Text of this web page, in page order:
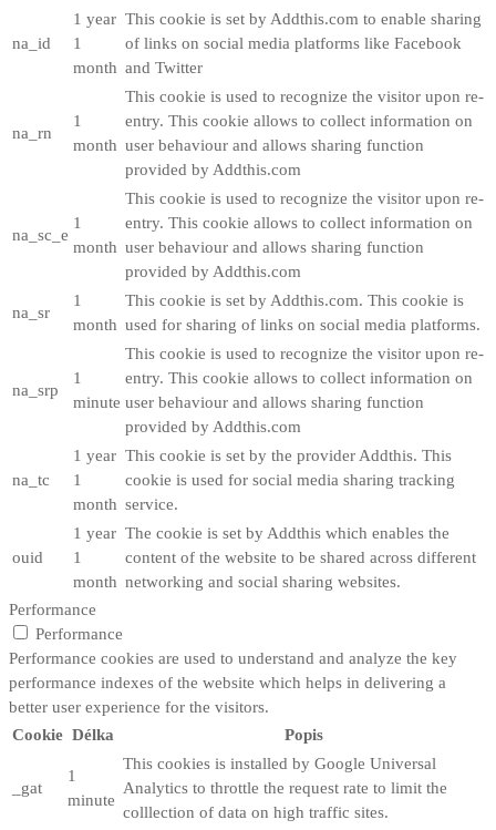
na_id
1 year
1
month
This cookie is set by Addthis.com to enable sharing
of links on social media platforms like Facebook
and Twitter
na_rn
1
month
This cookie is used to recognize the visitor upon re-
entry. This cookie allows to collect information on
user behaviour and allows sharing function
provided by Addthis.com
na_sc_e
1
month
This cookie is used to recognize the visitor upon re-
entry. This cookie allows to collect information on
user behaviour and allows sharing function
provided by Addthis.com
na_sr
1
month
This cookie is set by Addthis.com. This cookie is
used for sharing of links on social media platforms.
na_srp
1
minute
This cookie is used to recognize the visitor upon re-
entry. This cookie allows to collect information on
user behaviour and allows sharing function
provided by Addthis.com
na_tc
1 year
1
month
This cookie is set by the provider Addthis. This
cookie is used for social media sharing tracking
service.
ouid
1 year
1
month
The cookie is set by Addthis which enables the
content of the website to be shared across different
networking and social sharing websites.
Performance
Performance
Performance cookies are used to understand and analyze the key
performance indexes of the website which helps in delivering a
better user experience for the visitors.
Cookie Délka Popis
_gat
1
minute
This cookies is installed by Google Universal
Analytics to throttle the request rate to limit the
colllection of data on high traffic sites.